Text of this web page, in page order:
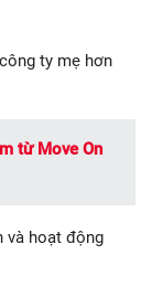
ty mẹ hơn
từ Move On
và hoạt động